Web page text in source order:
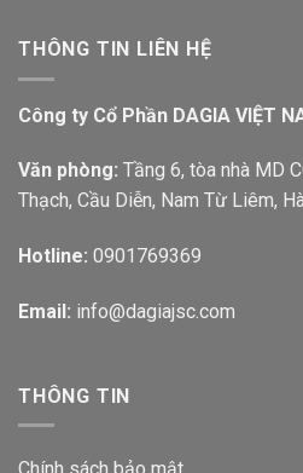
THÔNG TIN LIÊN HỆ
Công ty Cổ Phần DAGIA VIỆT
Văn phòng: Tầng 6, tòa nhà MD
Thạch, Cầu Diễn, Nam Từ Liêm,
Hotline: 0901769369
Email: info@dagiajsc.com
THÔNG TIN